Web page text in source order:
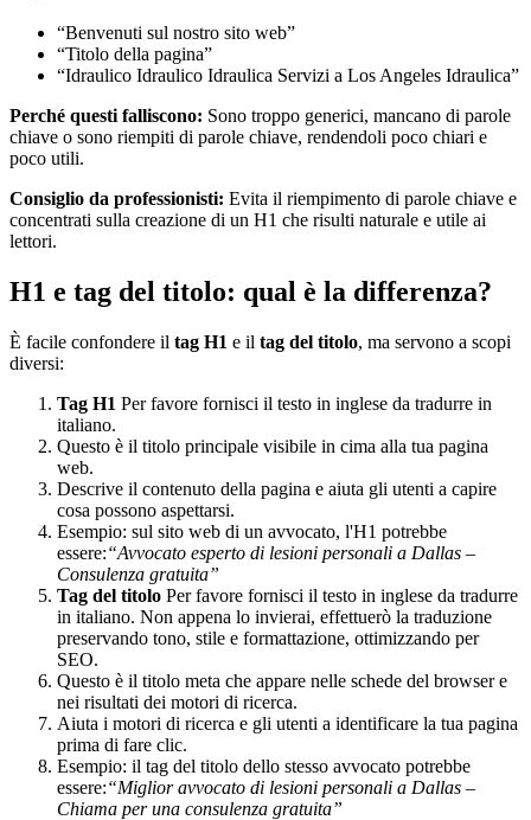
“Benvenuti sul nostro sito web”
“Titolo della pagina”
“Idraulico Idraulico Idraulica Servizi a Los Angeles Idraulica”
Perché questi falliscono: Sono troppo generici, mancano di parole
chiave o sono riempiti di parole chiave, rendendoli poco chiari e
poco utili.
Consiglio da professionisti: Evita il riempimento di parole chiave e
concentrati sulla creazione di un H1 che risulti naturale e utile ai
lettori.
H1 e tag del titolo: qual è la differenza?
È facile confondere il tag H1 e il tag del titolo, ma servono a scopi
diversi:
Tag H1 Per favore fornisci il testo in inglese da tradurre in
italiano.
Questo è il titolo principale visibile in cima alla tua pagina
web.
Descrive il contenuto della pagina e aiuta gli utenti a capire
cosa possono aspettarsi.
Esempio: sul sito web di un avvocato, l'H1 potrebbe
essere:“Avvocato esperto di lesioni personali a Dallas –
Consulenza gratuita”
Tag del titolo Per favore fornisci il testo in inglese da tradurre
in italiano. Non appena lo invierai, effettuerò la traduzione
preservando tono, stile e formattazione, ottimizzando per
SEO.
Questo è il titolo meta che appare nelle schede del browser e
nei risultati dei motori di ricerca.
Aiuta i motori di ricerca e gli utenti a identificare la tua pagina
prima di fare clic.
Esempio: il tag del titolo dello stesso avvocato potrebbe
essere:“Miglior avvocato di lesioni personali a Dallas –
Chiama per una consulenza gratuita”